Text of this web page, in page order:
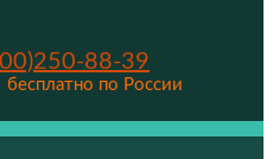
88-39
бесплатно по России